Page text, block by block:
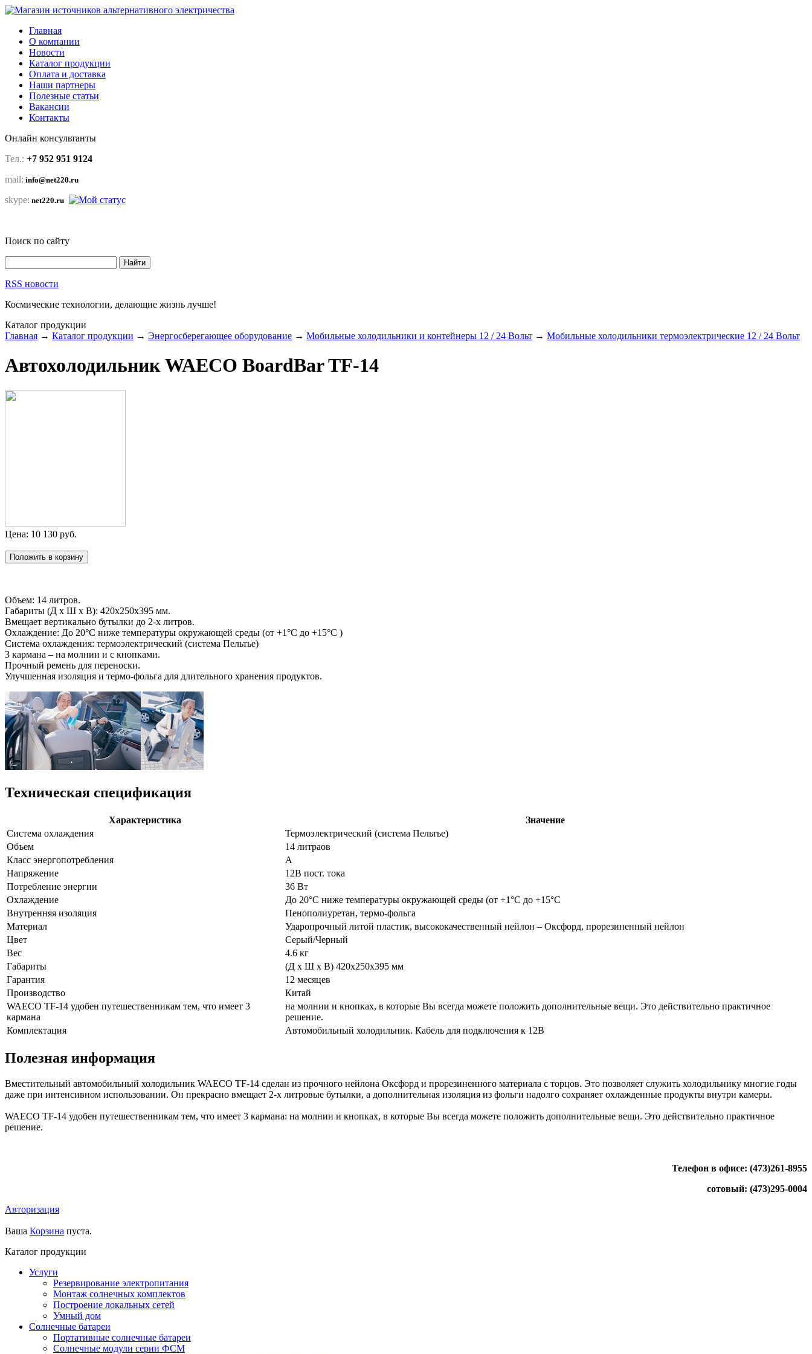
Главная
О компании
Новости
Каталог продукции
Оплата и доставка
Наши партнеры
Полезные статьи
Вакансии
Контакты
Онлайн консультанты
Тел.: +7 952 951 9124
mail: info@net220.ru
skype: net220.ru
Поиск по сайту
RSS новости
Космические технологии, делающие жизнь лучше!
Каталог продукции
Главная → Каталог продукции → Энергосберегающее оборудование → Мобильные холодильники и контейнеры 12 / 24 Вольт → Мобильные холодильники термоэлектрические 12 / 24 Вольт
Автохолодильник WAECO BoardBar TF-14
Цена: 10 130 руб.
Объем: 14 литров.
Габариты (Д x Ш x В): 420x250x395 мм.
Вмещает вертикально бутылки до 2-х литров.
Охлаждение: До 20°С ниже температуры окружающей среды (от +1°С до +15°С )
Система охлаждения: термоэлектрический (система Пельтье)
3 кармана – на молнии и с кнопками.
Прочный ремень для переноски.
Улучшенная изоляция и термо-фольга для длительного хранения продуктов.
Техническая спецификация
Характеристика
Значение
Система охлаждения
Термоэлектрический (система Пельтье)
Объем
14 литраов
Класс энергопотребления
А
Напряжение
12В пост. тока
Потребление энергии
36 Вт
Охлаждение
До 20°С ниже температуры окружающей среды (от +1°С до +15°С
Внутренняя изоляция
Пенополиуретан, термо-фольга
Материал
Ударопрочный литой пластик, высококачественный нейлон – Оксфорд, прорезиненный нейлон
Цвет
Серый/Черный
Вес
4.6 кг
Габариты
(Д x Ш x В) 420x250x395 мм
Гарантия
12 месяцев
Производство
Китай
WAECO TF-14 удобен путешественникам тем, что имеет 3
кармана
на молнии и кнопках, в которые Вы всегда можете положить дополнительные вещи. Это действительно практичное
решение.
Комплектация
Автомобильный холодильник. Кабель для подключения к 12В
Полезная информация
Вместительный автомобильный холодильник WAECO TF-14 сделан из прочного нейлона Оксфорд и прорезиненного материала с торцов. Это позволяет служить холодильнику многие годы
даже при интенсивном использовании. Он прекрасно вмещает 2-х литровые бутылки, а дополнительная изоляция из фольги надолго сохраняет охлажденные продукты внутри камеры.
WAECO TF-14 удобен путешественникам тем, что имеет 3 кармана: на молнии и кнопках, в которые Вы всегда можете положить дополнительные вещи. Это действительно практичное
решение.
Телефон в офисе: (473)261-8955
сотовый: (473)295-0004
Авторизация
Ваша Корзина пуста.
Каталог продукции
Услуги
Резервирование электропитания
Монтаж солнечных комплектов
Построение локальных сетей
Умный дом
Солнечные батареи
Портативные солнечные батареи
Солнечные модули серии ФСМ